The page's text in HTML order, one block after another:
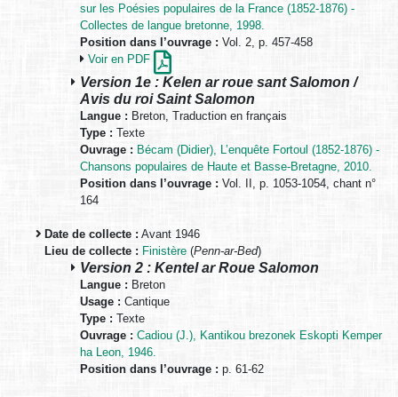
sur les Poésies populaires de la France (1852-1876) -
Collectes de langue bretonne, 1998.
Position dans l’ouvrage : Vol. 2, p. 457-458
Voir en PDF
Version 1e : Kelen ar roue sant Salomon /
Avis du roi Saint Salomon
Langue : Breton, Traduction en français
Type : Texte
Ouvrage : Bécam (Didier), L’enquête Fortoul (1852-1876) -
Chansons populaires de Haute et Basse-Bretagne, 2010.
Position dans l’ouvrage : Vol. II, p. 1053-1054, chant n°
164
Date de collecte : Avant 1946
Lieu de collecte : Finistère (Penn-ar-Bed)
Version 2 : Kentel ar Roue Salomon
Langue : Breton
Usage : Cantique
Type : Texte
Ouvrage : Cadiou (J.), Kantikou brezonek Eskopti Kemper
ha Leon, 1946.
Position dans l’ouvrage : p. 61-62